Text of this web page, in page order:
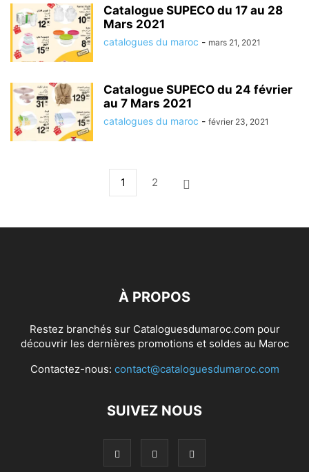
Catalogue SUPECO du 17 au 28
Mars 2021
catalogues du maroc - mars 21, 2021
Catalogue SUPECO du 24 février
au 7 Mars 2021
catalogues du maroc - février 23, 2021
1 2
À PROPOS
Restez branchés sur Cataloguesdumaroc.com pour
découvrir les dernières promotions et soldes au Maroc
Contactez-nous: contact@cataloguesdumaroc.com
SUIVEZ NOUS